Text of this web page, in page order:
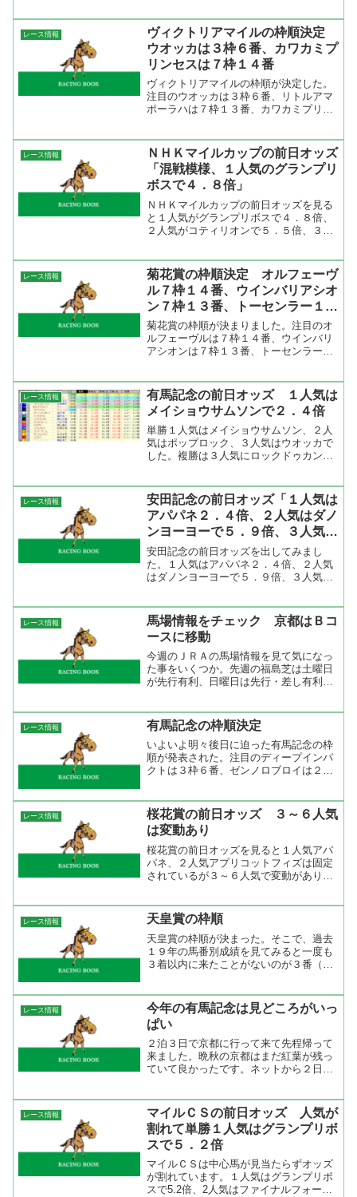
では１人気。時系列でみると土曜日の夕
方に大量に投票がありまし...
レース情報
ヴィクトリアマイルの枠順決定
ウオッカは３枠６番、カワカミプ
リンセスは７枠１４番
ヴィクトリアマイルの枠順が決定した。
注目のウオッカは３枠６番、リトルアマ
ポーラハは７枠１３番、カワカミプリン
オープン以上）をみるとウオッカの入っ
た６番が一番いい成績を残...
レース情報
ＮＨＫマイルカップの前日オッズ
「混戦模様、１人気のグランプリ
ボスで４．８倍」
ＮＨＫマイルカップの前日オッズを見る
と１人気がグランプリボスで４．８倍、
２人気がコティリオンで５．５倍、３人
人気がヘニーハウンドで９．５倍。オッ
ズを見ると混戦というのが...
レース情報
菊花賞の枠順決定 オルフェーヴ
ル７枠１４番、ウインバリアシオ
ン７枠１３番、トーセンラー１枠
１番
菊花賞の枠順が決まりました。注目のオ
ルフェーヴルは７枠１４番、ウインバリ
アシオンは７枠１３番、トーセンラーは
いましたが、過去の成績をみると真ん中
よりも内枠の方が成績がい...
レース情報
有馬記念の前日オッズ １人気は
メイショウサムソンで２．４倍
単勝１人気はメイショウサムソン、２人
気はポップロック、３人気はウオッカで
した。複勝は３人気にロックドゥカン
ていました。ダイワメジャーが６人気と
いうのはちょっと人気がない...
レース情報
安田記念の前日オッズ「１人気は
アパパネ２．４倍、２人気はダノ
ンヨーヨーで５．９倍、３人気は
スマイルジャックで７．１倍」
安田記念の前日オッズを出してみまし
た。１人気はアパパネ２．４倍、２人気
はダノンヨーヨーで５．９倍、３人気は
ロングリターン、ジョーカプチーノが１
０倍台。複勝を見ると５人気...
レース情報
馬場情報をチェック 京都はＢコ
ースに移動
今週のＪＲＡの馬場情報を見て気になっ
た事をいくつか。先週の福島芝は土曜日
が先行有利、日曜日は先行・差し有利だ
逃げ先行が有利で、展開によって差し馬
が届くと行った感じかな。...
レース情報 有馬記念の枠順決定
いよいよ明々後日に迫った有馬記念の枠
順が発表された。注目のディープインパ
クトは３枠６番、ゼンノロブロイは２枠
うな。と言うことで過去１９年の枠番
別、馬番別成績を出してみた...
レース情報
桜花賞の前日オッズ ３～６人気
は変動あり
桜花賞の前日オッズを見ると１人気アパ
パネ、２人気アプリコットフィズは固定
されているが３～６人気で変動がありそ
入れ替わっている。また、オウケンサク
ラとアニメイトバイオも差...
レース情報 天皇賞の枠順
天皇賞の枠順が決まった。そこで、過去
１９年の馬番別成績を見てみると一度も
３着以内に来たことがないのが３番（リ
カフェ）と１７番（アドマイヤグルー
ヴ）、２着が１度だけが１５...
レース情報
今年の有馬記念は見どころがいっ
ぱい
２泊３日で京都に行って来て先程帰って
来ました。晩秋の京都はまだ紅葉が残っ
ていて良かったです。ネットから２日以
有馬記念の鞍上について。ロックドゥカ
ンブはキネーンというはだ...
レース情報
マイルＣＳの前日オッズ 人気が
割れて単勝１人気はグランプリボ
スで５．２倍
マイルＣＳは中心馬が見当たらずオッズ
が割れています。１人気はグランプリボ
スで5.2倍、2人気はファイナルフォーム